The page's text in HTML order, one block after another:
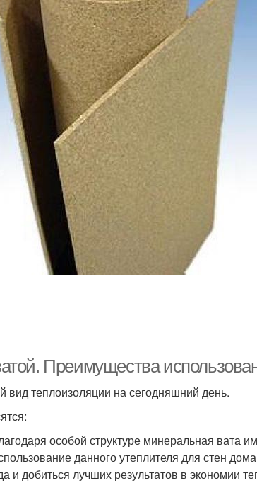
Преимущества
теплоизоляции на сегодняшний день.
особой структуре минеральная вата
данного утеплителя для стен
и добиться лучших результатов в экономии